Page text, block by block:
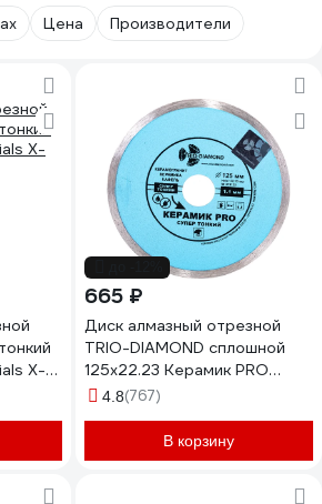
Цена Производители
X-
665 ₽
Диск алмазный отрезной
TRIO-DIAMOND сплошной
125x22.23 Керамик PRO
Супер Тонкий 370125
4.8(767)
В корзину